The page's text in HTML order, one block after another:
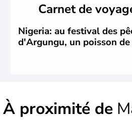
Carnet de
Nigeria: au festival des
d'Argungu, un poisson
À proximité de